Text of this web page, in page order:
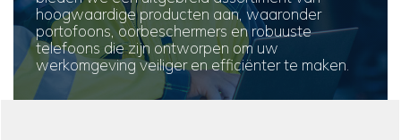
hoogwaardige producten aan, waaronder
portofoons, oorbeschermers en robuuste
telefoons die zijn ontworpen om uw
werkomgeving veiliger en efficiënter te maken.